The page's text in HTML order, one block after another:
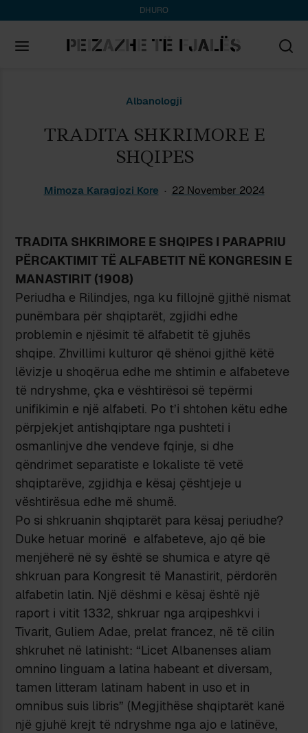
DHURO
Albanologji
TRADITA SHKRIMORE E
SHQIPES
Mimoza Karagjozi Kore 22 November 2024
TRADITA SHKRIMORE E SHQIPES I PARAPRIU
PËRCAKTIMIT TË ALFABETIT NË KONGRESIN E
MANASTIRIT (1908)
Periudha e Rilindjes, nga ku fillojnë gjithë nismat
punëmbara për shqiptarët, zgjidhi edhe
problemin e njësimit të alfabetit të gjuhës
shqipe. Zhvillimi kulturor që shënoi gjithë këtë
lëvizje u shoqërua edhe me shtimin e alfabeteve
të ndryshme, çka e vështirësoi së tepërmi
unifikimin e një alfabeti. Po t’i shtohen këtu edhe
përpjekjet antishqiptare nga pushteti i
osmanlinjve dhe vendeve fqinje, si dhe
qëndrimet separatiste e lokaliste të vetë
shqiptarëve, zgjidhja e kësaj çështjeje u
vështirësua edhe më shumë.
Po si shkruanin shqiptarët para kësaj periudhe?
Duke hetuar morinë e alfabeteve, ajo që bie
menjëherë në sy është se shumica e atyre që
shkruan para Kongresit të Manastirit, përdorën
alfabetin latin. Një dëshmi e kësaj është një
raport i vitit 1332, shkruar nga arqipeshkvi i
Tivarit, Guliem Adae, prelat francez, në të cilin
shkruhet në latinisht: “Licet Albanenses aliam
omnino linguam a latina habeant et diversam,
tamen litteram latinam habent in uso et in
omnibus suis libris” (Megjithëse shqiptarët kanë
një gjuhë krejt të ndryshme nga ajo e latinëve,